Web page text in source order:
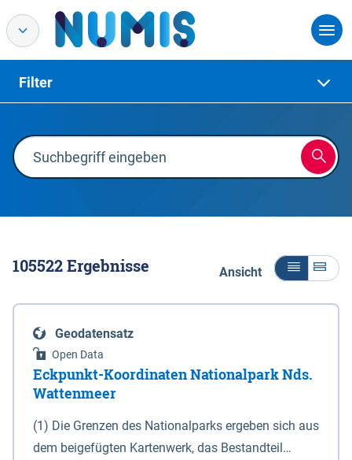
Filter
105522Ergebnisse Ansicht
Geodatensatz
Open Data
Eckpunkt-Koordinaten Nationalpark Nds.
Wattenmeer
(1) Die Grenzen des Nationalparks ergeben sich aus
dem beigefügten Kartenwerk, das Bestandteil